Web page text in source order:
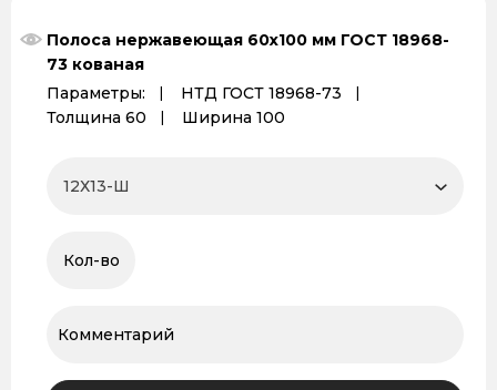
Полоса нержавеющая 60х100 мм ГОСТ 18968-
73 кованая
Параметры:
НТД ГОСТ 18968-73
Толщина 60
Ширина 100